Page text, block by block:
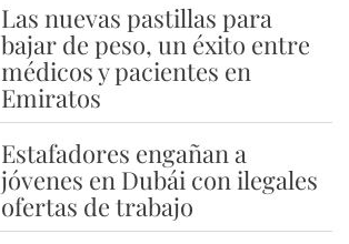
Las nuevas pastillas para
bajar de peso, un éxito entre
médicos y pacientes en
Emiratos
Estafadores engañan a
jóvenes en Dubái con ilegales
ofertas de trabajo